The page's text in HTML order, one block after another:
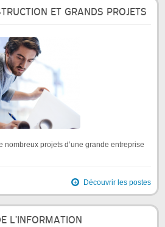
ET GRANDS PROJETS
nombreux projets d’une grande entreprise
Découvrir les postes
L’INFORMATION